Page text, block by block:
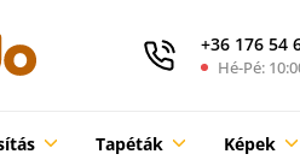
+36 176 54
Hé-Pé:
Tapéták Képek